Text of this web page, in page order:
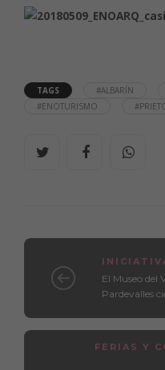
TAGS #ALBARÍN
#ENOTURISMO
El Museo del
Pardevalles
FERIAS Y